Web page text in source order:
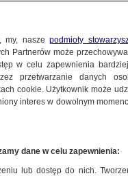
uzasadniał
my, naszepodmioty
Partnerów może
w celu zapewnienia
przetwarzanie danych
cookie. Użytkownik może
interes w dowolnym
dane w celu zapewnienia:
lub dostęp do nich.